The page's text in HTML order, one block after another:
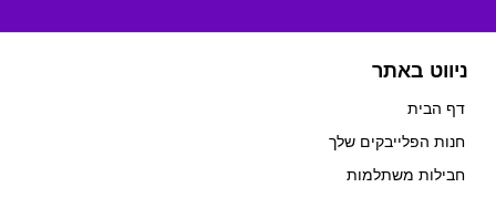
ניווט באתר
דף הבית
חנות הפלייבקים שלך
חבילות משתלמות